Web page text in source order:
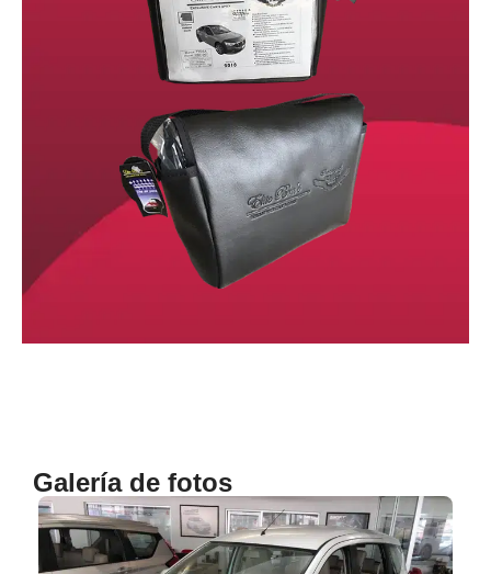
Galería de fotos